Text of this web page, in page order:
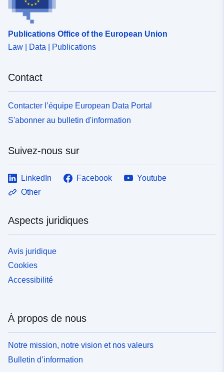
Publications Office of the European Union
Law | Data | Publications
Contact
Contacter l’équipe European Data Portal
S'abonner au bulletin d'information
Suivez-nous sur
LinkedIn Facebook
Youtube
Other
Aspects juridiques
Avis juridique
Cookies
Accessibilité
À propos de nous
Notre mission, notre vision et nos valeurs
Bulletin d’information